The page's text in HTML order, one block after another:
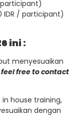
participant)
IDR / participant)
ini :
menyesuaikan
free to contact
house training,
dengan